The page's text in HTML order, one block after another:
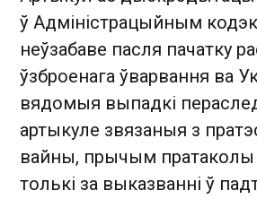
ў Адміністрацыйным
неўзабаве пасля пачатку
ўзброенага ўварвання ва
вядомыя выпадкі
артыкуле звязаныя з
вайны, прычым
толькі за выказванні ў